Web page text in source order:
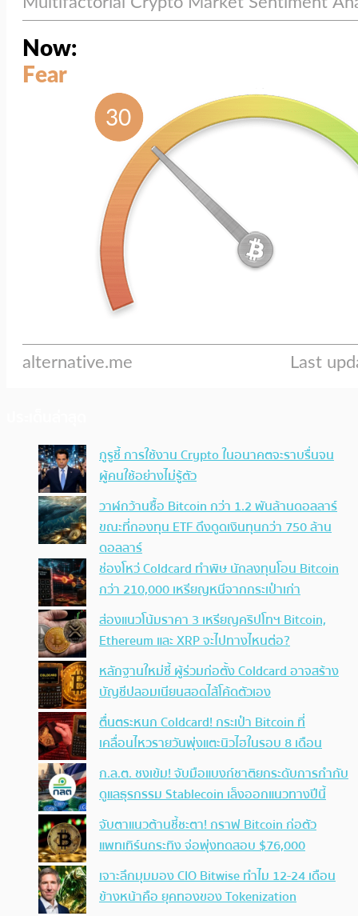
กูรูชี้ การใช้งาน Crypto ในอนาคตจะราบรื่นจน
ผู้คนใช้อย่างไม่รู้ตัว
วาฬกว้านซื้อ Bitcoin กว่า 1.2 พันล้านดอลลาร์
ขณะที่กองทุน ETF ดึงดูดเงินทุนกว่า 750 ล้าน
ดอลลาร์
ช่องโหว่ Coldcard ทำพิษ นักลงทุนโอน Bitcoin
กว่า 210,000 เหรียญหนีจากกระเป๋าเก่า
ส่องแนวโน้มราคา 3 เหรียญคริปโทฯ Bitcoin,
Ethereum และ XRP จะไปทางไหนต่อ?
หลักฐานใหม่ชี้ ผู้ร่วมก่อตั้ง Coldcard อาจสร้าง
บัญชีปลอมเนียนสอดไส้โค้ดตัวเอง
ตื่นตระหนก Coldcard! กระเป๋า Bitcoin ที่
เคลื่อนไหวรายวันพุ่งแตะนิวไฮในรอบ 8 เดือน
ก.ล.ต. ชงเข้ม! จับมือแบงก์ชาติยกระดับการกำกับ
ดูแลธุรกรรม Stablecoin เล็งออกแนวทางปีนี้
จับตาแนวต้านชี้ชะตา! กราฟ Bitcoin ก่อตัว
แพทเทิร์นกระทิง จ่อพุ่งทดสอบ $76,000
เจาะลึกมุมมอง CIO Bitwise ทำไม 12-24 เดือน
ข้างหน้าคือ ยุคทองของ Tokenization